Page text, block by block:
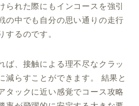
られた際にもインコースを強引
の中でも自分の思い通りの走行
するのです。
ば、接触による理不尽なクラッ
減らすことができます。 結果と
タックに近い感覚でコース攻略